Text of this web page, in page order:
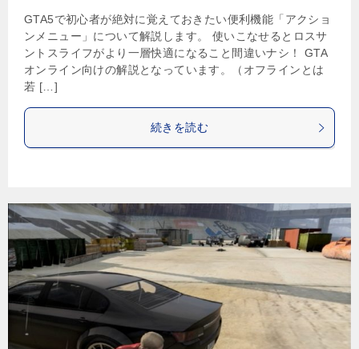
GTA5で初心者が絶対に覚えておきたい便利機能「アクショ
ンメニュー」について解説します。 使いこなせるとロスサ
ントスライフがより一層快適になること間違いナシ！ GTA
オンライン向けの解説となっています。（オフラインとは
若 […]
続きを読む